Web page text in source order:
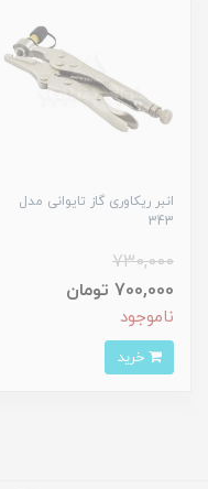
انبر ریکاوری گاز تایوانی مدل
343
730,000
700,000 تومان
ناموجود